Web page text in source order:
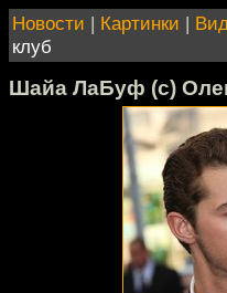
Новости | Картинки |
клуб
Шайа ЛаБуф (с)